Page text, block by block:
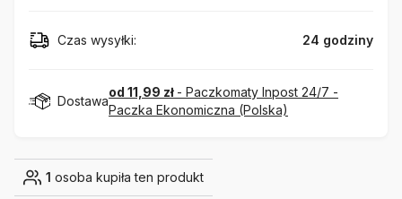
Czas wysyłki: 24 godziny
Dostawa
od 11,99 zł - Paczkomaty Inpost 24/7 -
Paczka Ekonomiczna (Polska)
1 osoba kupiła ten produkt